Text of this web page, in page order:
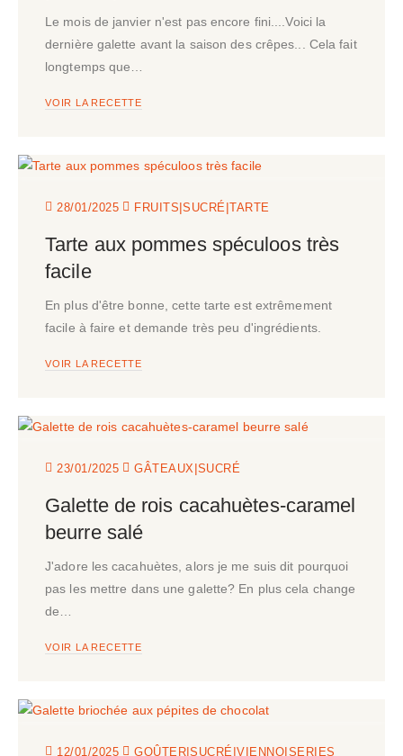
Le mois de janvier n'est pas encore fini....Voici la
dernière galette avant la saison des crêpes... Cela fait
longtemps que…
VOIR LA RECETTE
28/01/2025 FRUITS|SUCRÉ |TARTE
Tarte aux pommes spéculoos très
facile
En plus d'être bonne, cette tarte est extrêmement
facile à faire et demande très peu d'ingrédients.
VOIR LA RECETTE
23/01/2025 GÂTEAUX |SUCRÉ
Galette de rois cacahuètes-caramel
beurre salé
J'adore les cacahuètes, alors je me suis dit pourquoi
pas les mettre dans une galette? En plus cela change
de…
VOIR LA RECETTE
12/01/2025 GOÛTER|SUCRÉ |VIENNOISERIES